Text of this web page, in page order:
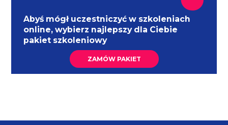
Abyś mógł uczestniczyć w szkoleniach
online, wybierz najlepszy dla Ciebie
pakiet szkoleniowy
ZAMÓW PAKIET